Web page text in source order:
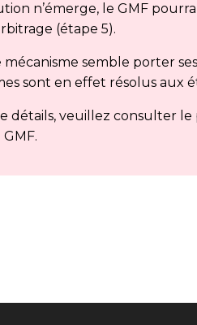
n’émerge, le GMF
(étape 5).
mécanisme semble porter
sont en effet résolus aux
détails, veuillez consulter le